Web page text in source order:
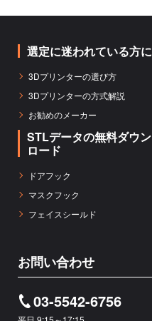
選定に迷われている方に
3Dプリンターの選び方
3Dプリンターの方式解説
お勧めのメーカー
STLデータの無料ダウン
ロード
ドアフック
マスクフック
フェイスシールド
お問い合わせ
03-5542-6756